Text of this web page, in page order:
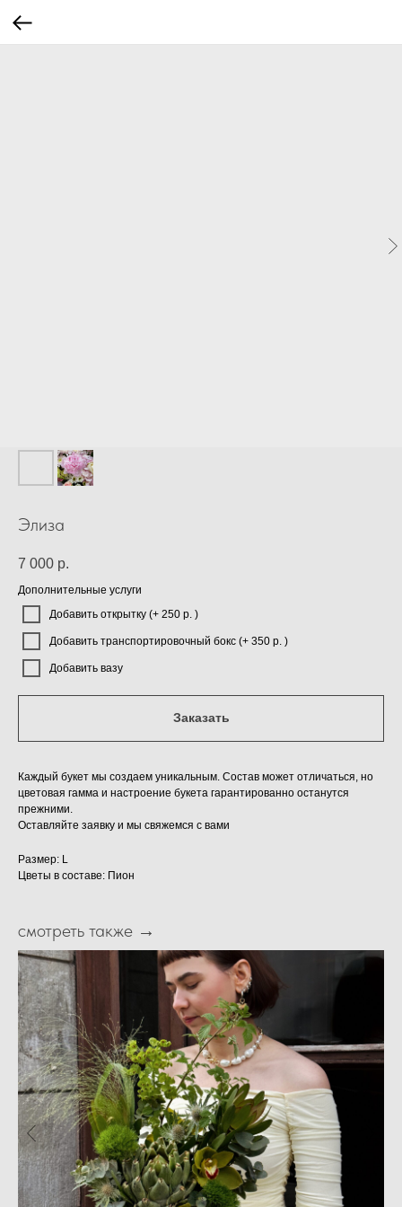
Элиза
7 000 р.
Дополнительные услуги
Добавить открытку (+ 250 р. )
Добавить транспортировочный бокс (+ 350 р. )
Добавить вазу
Заказать
Каждый букет мы создаем уникальным. Состав может отличаться, но
цветовая гамма и настроение букета гарантированно останутся
прежними.
Оставляйте заявку и мы свяжемся с вами
Размер: L
Цветы в составе: Пион
смотреть также →